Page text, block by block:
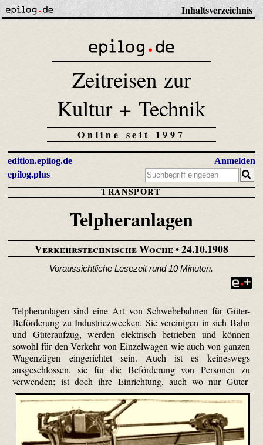
Inhaltsverzeichnis
Zeitreisen zur
Kultur + Technik
Online seit 1997
edition.epilog.de
epilog.plus
Anmelden
TRANSPORT
Telpheranlagen
Verkehrstechnische Woche• 24.10.1908
Voraussichtliche Lesezeit rund 10 Minuten.
Telpher­anlagen sind eine Art von Schwebebahnen für Güter-
Beförderung zu Industriezwecken. Sie vereinigen in sich Bahn
und Güteraufzug, werden elektrisch betrieben und können
sowohl für den Verkehr von Einzelwagen wie auch von ganzen
Wagenzügen eingerichtet sein. Auch ist es keineswegs
ausgeschlossen, sie für die Beförderung von Personen zu
verwenden; ist doch ihre Einrichtung, auch wo nur Güter-